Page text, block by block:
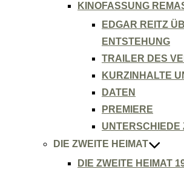
KINOFASSUNG
EDGAR REITZ
ENTSTEHUNG
TRAILER DES
KURZINHALTE
DATEN
PREMIERE
UNTERSCHIEDE
DIE ZWEITE HEIMAT
DIE ZWEITE HEIMAT